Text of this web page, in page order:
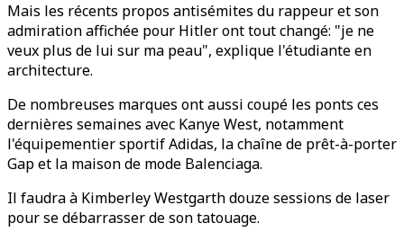
Mais les récents propos antisémites du rappeur et son
admiration affichée pour Hitler ont tout changé: "je ne
veux plus de lui sur ma peau", explique l'étudiante en
architecture.
De nombreuses marques ont aussi coupé les ponts ces
dernières semaines avec Kanye West, notamment
l'équipementier sportif Adidas, la chaîne de prêt-à-porter
Gap et la maison de mode Balenciaga.
Il faudra à Kimberley Westgarth douze sessions de laser
pour se débarrasser de son tatouage.